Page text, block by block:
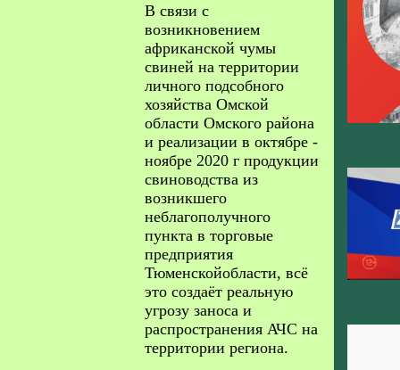
В связи с
возникновением
африканской чумы
свиней на территории
личного подсобного
хозяйства Омской
области Омского района
и реализации в октябре -
ноябре 2020 г продукции
свиноводства из
возникшего
неблагополучного
пункта в торговые
предприятия
Тюменскойобласти, всё
это создаёт реальную
угрозу заноса и
распространения АЧС на
территории региона.